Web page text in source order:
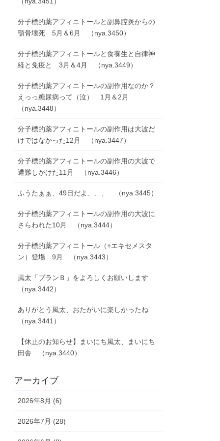
分子標的薬アフィニトールと副鼻腔炎からの
顎骨壊死 5月＆6月 （nya.3450）
分子標的薬アフィニトールと食養生と自律神
経と免疫と 3月＆4月 （nya.3449）
分子標的薬アフィニトールの副作用なのか？
えっっ糖尿病って（泣） 1月＆2月
（nya.3448）
分子標的薬アフィニトールの副作用は大波だ
けではなかった12月 （nya.3447）
分子標的薬アフィニトールの副作用の大波で
遭難しかけた11月 （nya.3446）
ふうたぁぁ、49日だよ、、、 （nya.3445）
分子標的薬アフィニトールの副作用の大波に
さらわれた10月 （nya.3444）
分子標的薬アフィニトール（+エキセメスタ
ン）登場 9月 （nya.3443）
風太「プランＢ」をよろしくお願いします
（nya.3442）
ありがとう風太、おたがいに楽しかったね
（nya.3441）
【休止のお知らせ】まいにち風太、まいにち
田舎 （nya.3440）
アーカイブ
2026年8月 (6)
2026年7月 (28)